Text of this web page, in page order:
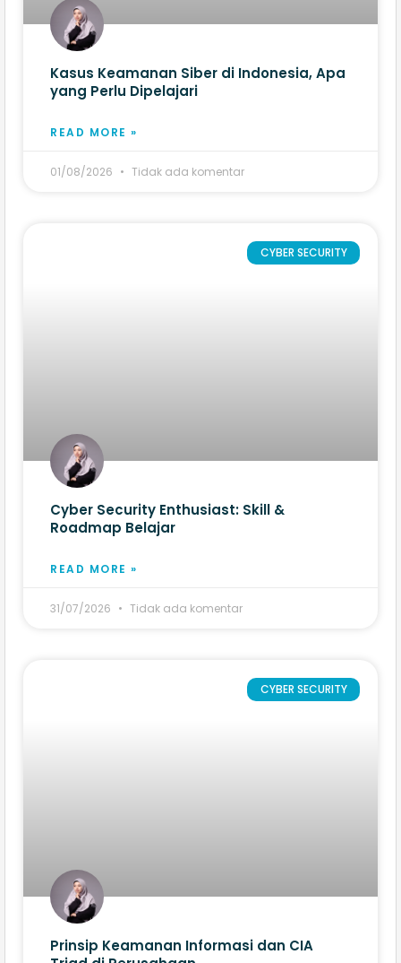
Kasus Keamanan Siber di Indonesia, Apa
yang Perlu Dipelajari
READ MORE »
01/08/2026 Tidak ada komentar
CYBER SECURITY
Cyber Security Enthusiast: Skill &
Roadmap Belajar
READ MORE »
31/07/2026 Tidak ada komentar
CYBER SECURITY
Prinsip Keamanan Informasi dan CIA